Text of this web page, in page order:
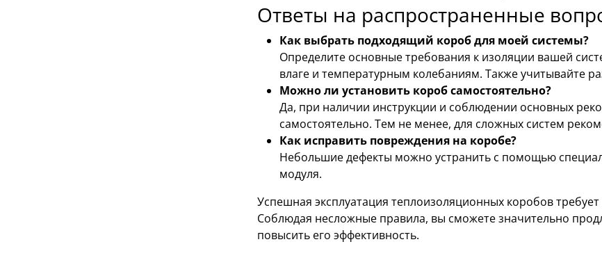
Ответы на распространенные
Как выбрать подходящий короб для моей системы?
Определите основные требования к изоляции вашей
влаге и температурным колебаниям. Также учитывайте
Можно ли установить короб самостоятельно?
Да, при наличии инструкции и соблюдении основных
самостоятельно. Тем не менее, для сложных систем
Как исправить повреждения на коробе?
Небольшие дефекты можно устранить с помощью
модуля.
Успешная эксплуатация теплоизоляционных коробов
Соблюдая несложные правила, вы сможете значительно
повысить его эффективность.